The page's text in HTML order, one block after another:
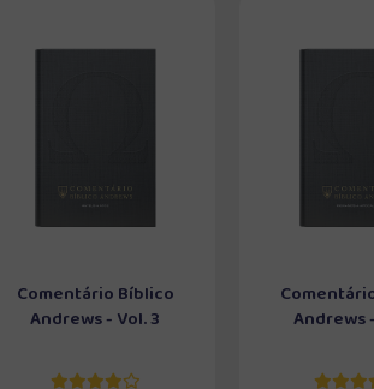
Comentário Bíblico
Andrews - Vol. 3
Andrews